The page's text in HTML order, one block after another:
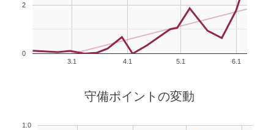
3.1 4.1 5.1 6.1
0
2
守備ポイントの変動
1.0